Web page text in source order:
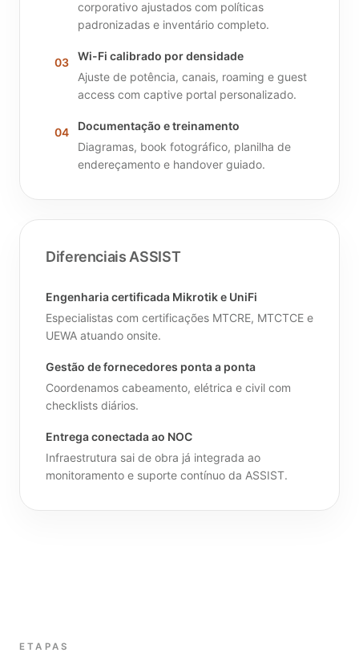
corporativo ajustados com políticas
padronizadas e inventário completo.
03
Wi-Fi calibrado por densidade
Ajuste de potência, canais, roaming e guest
access com captive portal personalizado.
04
Documentação e treinamento
Diagramas, book fotográfico, planilha de
endereçamento e handover guiado.
Diferenciais ASSIST
Engenharia certificada Mikrotik e UniFi
Especialistas com certificações MTCRE, MTCTCE e
UEWA atuando onsite.
Gestão de fornecedores ponta a ponta
Coordenamos cabeamento, elétrica e civil com
checklists diários.
Entrega conectada ao NOC
Infraestrutura sai de obra já integrada ao
monitoramento e suporte contínuo da ASSIST.
ETAPAS